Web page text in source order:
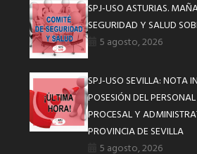
SPJ-USO ASTURIAS.
SEGURIDAD Y SALUD
5 agosto, 2026
SPJ-USO SEVILLA: NOTA
POSESIÓN DEL
PROCESAL Y
PROVINCIA DE SEVILLA
5 agosto, 2026